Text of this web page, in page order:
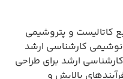
کاتالیست و پتروشیمی
کارشناسی ارشد
ارشد برای طراحی
پالایش و